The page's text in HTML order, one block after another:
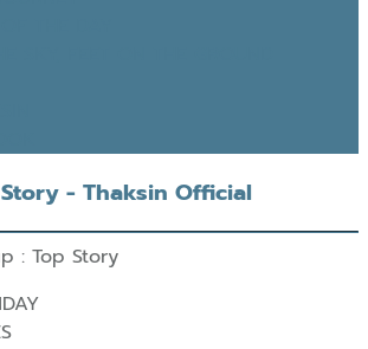
- Thaksin Official
: Top Story